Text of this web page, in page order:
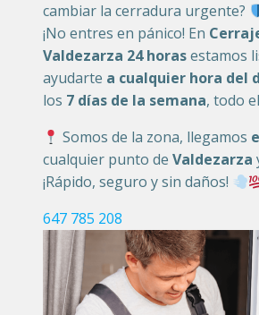
cambiar la cerradura urgente?
¡No entres en pánico! En
Valdezarza 24 horasestamos
ayudarte a cualquier hora del
los 7 días de la semana, todo
Somos de la zona, llegamos
cualquier punto de Valdezarza
¡Rápido, seguro y sin daños!
647 785 208